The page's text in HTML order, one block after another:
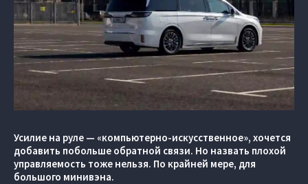
Усилие на руле — «компьютерно-искусственное», хочется
добавить побольше обратной связи. Но назвать плохой
управляемость тоже нельзя. По крайней мере, для
большого минивэна.